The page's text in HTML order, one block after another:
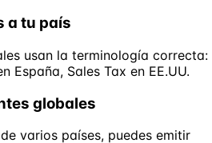
a tu país
usan la terminología correcta:
España, Sales Tax en EE.UU.
globales
varios países, puedes emitir